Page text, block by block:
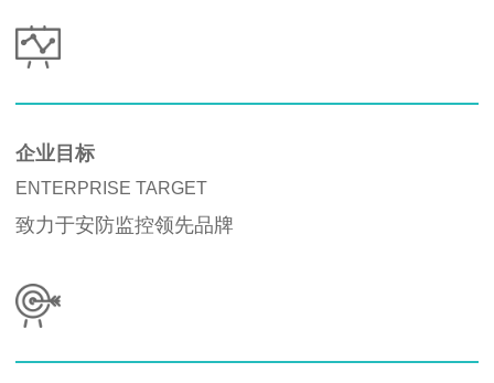
企业目标
ENTERPRISE TARGET
致力于安防监控领先品牌